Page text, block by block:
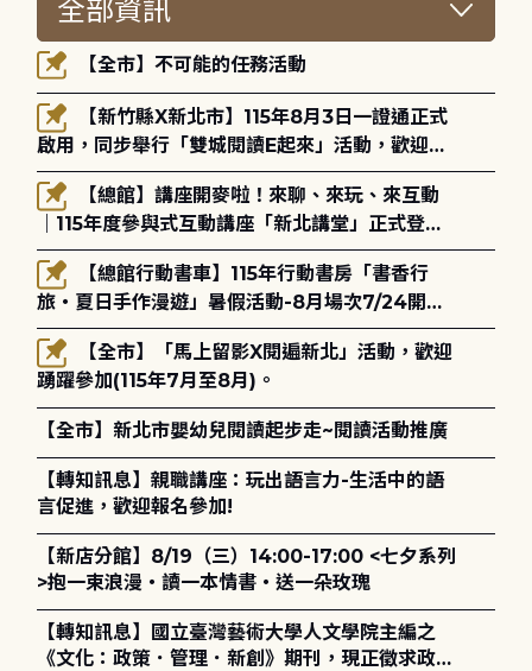
【全市】不可能的任務活動
啟用，同步舉行「雙城閱讀E起來」活動，歡迎踴
躍參加(115年8月3日至10月4日)。
｜115年度參與式互動講座「新北講堂」正式登
場！
旅・夏日手作漫遊」暑假活動-8月場次7/24開始
報名
踴躍參加(115年7月至8月)。
【全市】新北市嬰幼兒閱讀起步走~閱讀活動推廣
【轉知訊息】親職講座：玩出語言力-生活中的語
言促進，歡迎報名參加!
【新店分館】8/19（三）14:00-17:00 <七夕系列
>抱一束浪漫・讀一本情書・送一朵玫瑰
【轉知訊息】國立臺灣藝術大學人文學院主編之
《文化：政策．管理．新創》期刊，現正徵求政策